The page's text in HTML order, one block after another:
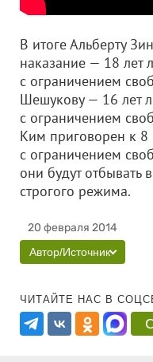
В итоге Альберту
наказание — 18 лет
с ограничением
Шешукову — 16 лет
с ограничением
Ким приговорен к
с ограничением
они будут отбывать
строгого
20 февраля 2014
Автор/Источник
ЧИТАЙТЕ НАС В